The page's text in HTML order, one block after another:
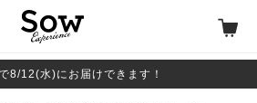
8/12(水)にお届けできます！